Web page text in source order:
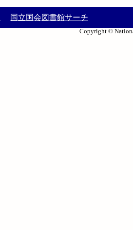
国立国会図書館サーチ
Copyright ©